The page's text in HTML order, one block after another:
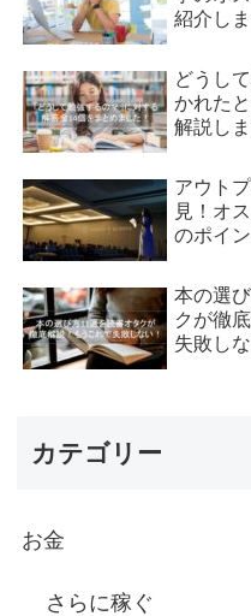
紹介しま
どうし
かれた
解説しま
アウト
見！オ
のポイ
本の選
クが徹
失敗しな
カテゴリー
お金
さらに稼ぐ